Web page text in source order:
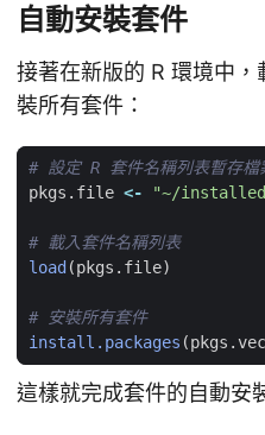
自動安裝套件
接著在新版的 R 環境中
裝所有套件：
# 設定 R 套件名稱列表暫存檔
pkgs.file <- "~/
# 載入套件名稱列表
load (pkgs.file)
# 安裝所有套件
install.packages (pkgs.vec
這樣就完成套件的自動安